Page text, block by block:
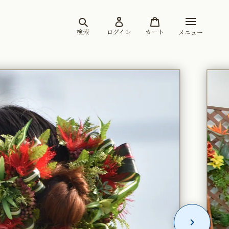
検索 ログイン カート メニュー